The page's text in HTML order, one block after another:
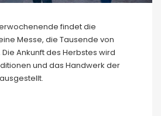
findet die
Messe, die Tausende von
Ankunft des Herbstes wird
und das Handwerk der